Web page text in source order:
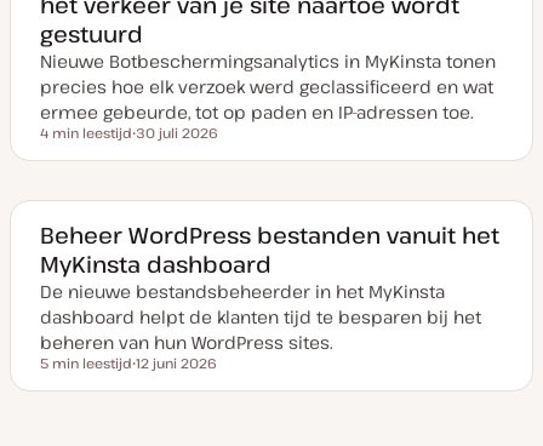
u
p
d
a
e
gestuurd
Nieuwe Botbeschermingsanalytics in MyKinsta tonen
precies hoe elk verzoek werd geclassificeerd en wat
ermee gebeurde, tot op paden en IP-adressen toe.
Leestijd
4 min leestijd
a
v
a
n
u
p
a
t
e
30 juli 2026
Beheer WordPress bestanden vanuit het
MyKinsta dashboard
De nieuwe bestandsbeheerder in het MyKinsta
dashboard helpt de klanten tijd te besparen bij het
beheren van hun WordPress sites.
Leestijd
5 min leestijd
a
12 juni 2026